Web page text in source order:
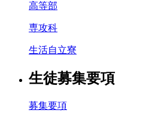
高等部
専攻科
生活自立寮
生徒募集要項
募集要項